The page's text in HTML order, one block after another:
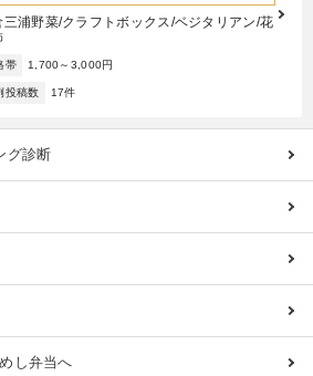
三浦野菜/クラフトボックス/ベジタリアン/花
帯 1,700～3,000円
投稿数 17件
グ診断
し弁当へ